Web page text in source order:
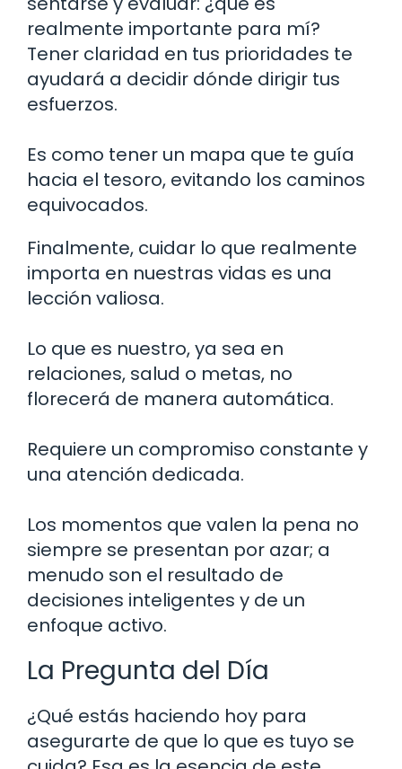
realmente importante para mí?
Tener claridad en tus prioridades te
ayudará a decidir dónde dirigir tus
esfuerzos.
Es como tener un mapa que te guía
hacia el tesoro, evitando los caminos
equivocados.
Finalmente, cuidar lo que realmente
importa en nuestras vidas es una
lección valiosa.
Lo que es nuestro, ya sea en
relaciones, salud o metas, no
florecerá de manera automática.
Requiere un compromiso constante y
una atención dedicada.
Los momentos que valen la pena no
siempre se presentan por azar; a
menudo son el resultado de
decisiones inteligentes y de un
enfoque activo.
La Pregunta del Día
¿Qué estás haciendo hoy para
asegurarte de que lo que es tuyo se